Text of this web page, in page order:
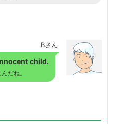
Bさん
child.
だね。